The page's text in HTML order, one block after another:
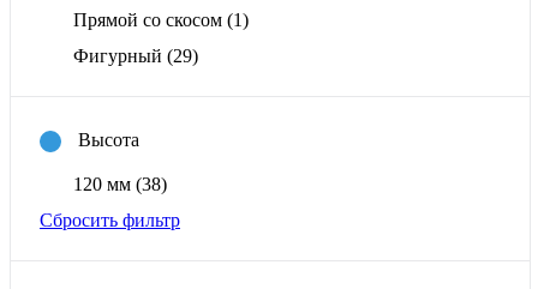
Прямой со скосом (1)
Фигурный (29)
Высота
120 мм (38)
Сбросить фильтр